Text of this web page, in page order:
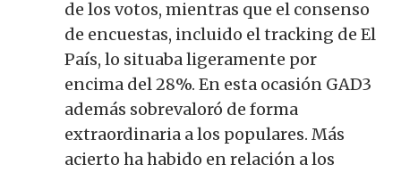
de los votos, mientras que el consenso
de encuestas, incluido el tracking de El
País, lo situaba ligeramente por
encima del 28%. En esta ocasión GAD3
además sobrevaloró de forma
extraordinaria a los populares. Más
acierto ha habido en relación a los